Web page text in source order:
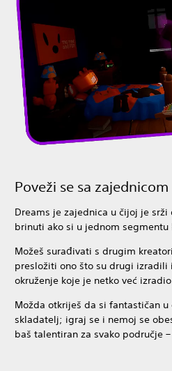
Poveži se sa zajednicom
Dreams je zajednica u čijoj je
brinuti ako si u jednom
Možeš surađivati s drugim
presložiti ono što su drugi
okruženje koje je netko već
Možda otkriješ da si fantastičan
skladatelj; igraj se i nemoj se
baš talentiran za svako područje